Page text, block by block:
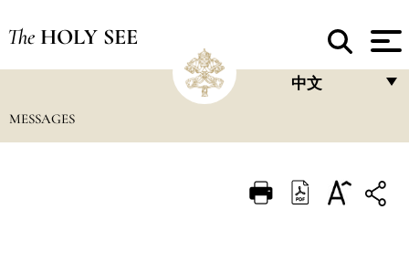
The HOLY SEE
中文
ITALIANO
MESSAGES